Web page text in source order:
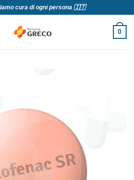
cura di ogni persona 🇮🇹
0